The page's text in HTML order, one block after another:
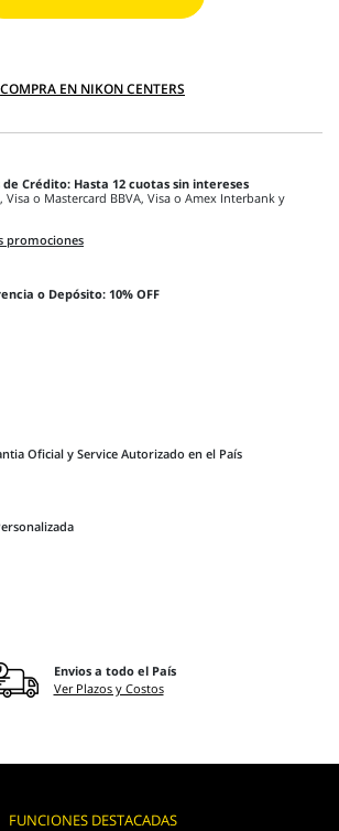
COMPRA EN NIKON CENTERS
Crédito: Hasta 12 cuotas sin intereses
Visa o Mastercard BBVA, Visa o Amex Interbank y
promociones
o Depósito: 10% OFF
Oficial y Service Autorizado en el País
Envios a todo el País
Ver Plazos y Costos
FUNCIONES DESTACADAS